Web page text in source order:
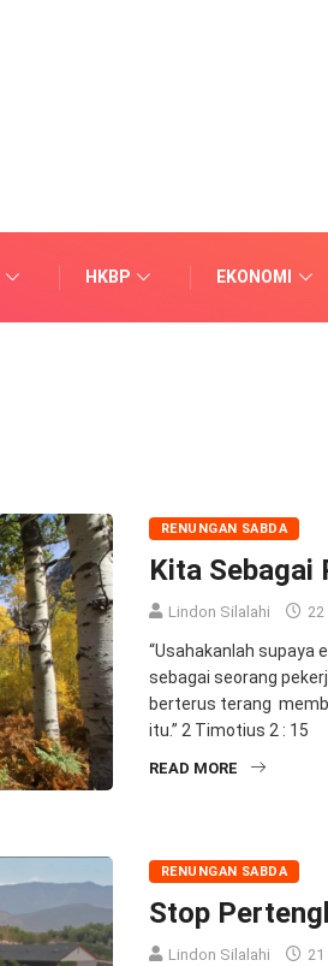
HKBP EKONOMI
RENUNGAN SABDA
Kita Sebagai
Lindon Silalahi
“Usahakanlah supaya
sebagai seorang
berterus terang
itu.” 2 Timotius 2 : 15
READ MORE
RENUNGAN SABDA
Stop
Lindon Silalahi